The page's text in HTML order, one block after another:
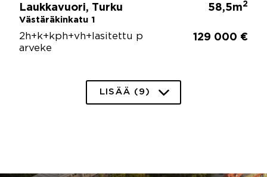
Laukkavuori, Turku
Västäräkinkatu 1
58,5m2
2h+k+kph+vh+lasitettu p
arveke
129 000 €
LISÄÄ (9)